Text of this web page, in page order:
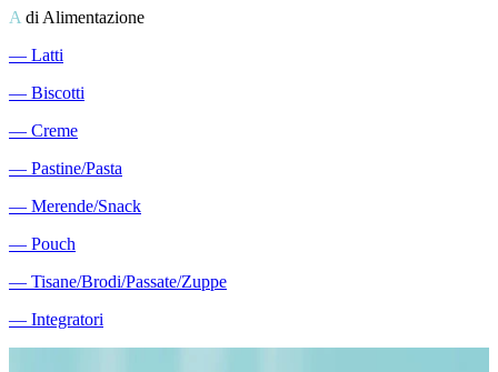
A di Alimentazione
― Latti
― Biscotti
― Creme
― Pastine/Pasta
― Merende/Snack
― Pouch
― Tisane/Brodi/Passate/Zuppe
― Integratori